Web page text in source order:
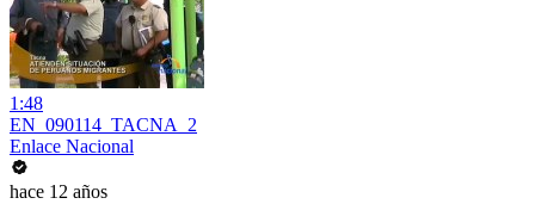
1:48
EN_090114_TACNA_2
Enlace Nacional
hace 12 años